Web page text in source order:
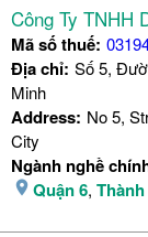
Công Ty TNHH
Mã số thuế:
Địa chỉ: Số 5,
Minh
Address: No 5,
City
Ngành nghề
Quận 6,